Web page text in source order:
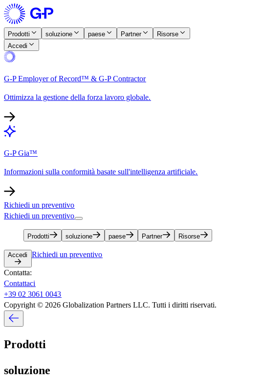
Prodotti​​ soluzione​​ paese​​ Partner​​
Risorse​​
Accedi​​
G-P Employer of Record™ & G-P Contractor​​
Ottimizza la gestione della forza lavoro globale.​​
G-P Gia™​​
Informazioni sulla conformità basate sull'intelligenza artificiale.​​
Richiedi un preventivo​​
Richiedi un preventivo​​
Prodotti​​ soluzione​​ paese​​ Partner​​ Risorse​​
Accedi​​ Richiedi un preventivo​​
Contatta:​​
Contattaci​​
+39 02 3061 0043​​
Copyright © 2026 Globalization Partners LLC. Tutti i diritti riservati.​​
Prodotti​​
soluzione​​